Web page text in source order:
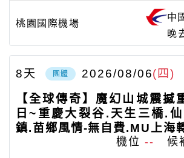
桃園國際機場
中
晚
團體 2026/08/06(四)
8天
【全球傳奇】魔幻山城震撼
日~重慶大裂谷.天生三橋.
鎮.苗鄉風情-無自費.MU上海
機位 -- 候